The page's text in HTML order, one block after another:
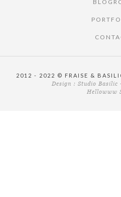
2012 - 2022 © FRAISE &
Design : Studio Basilic
Hellowww